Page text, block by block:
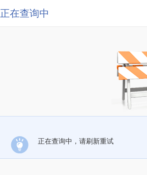
正在查询中
正在查询中，请刷新重试